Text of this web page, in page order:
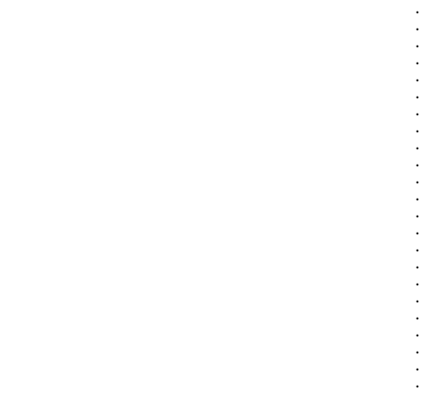
・
・
・
・
・
・
・
・
・
・
・
・
・
・
・
・
・
・
・
・
・
・
・